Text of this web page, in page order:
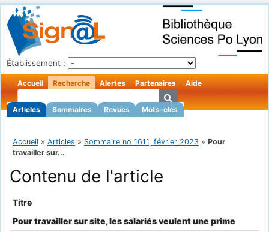
Établissement :
Accueil Recherche
Articles Sommaires Revues Mots-clés
Alertes Partenaires Aide
Accueil » Articles » Sommaire no 1611, février 2023 » Pour
travailler sur...
Contenu de l'article
Titre
Pour travailler sur site, les salariés veulent une prime